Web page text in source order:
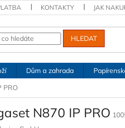
KONTAKTY JAK
HLEDAT
Dům a zahrada
PRO
N870 IP PRO